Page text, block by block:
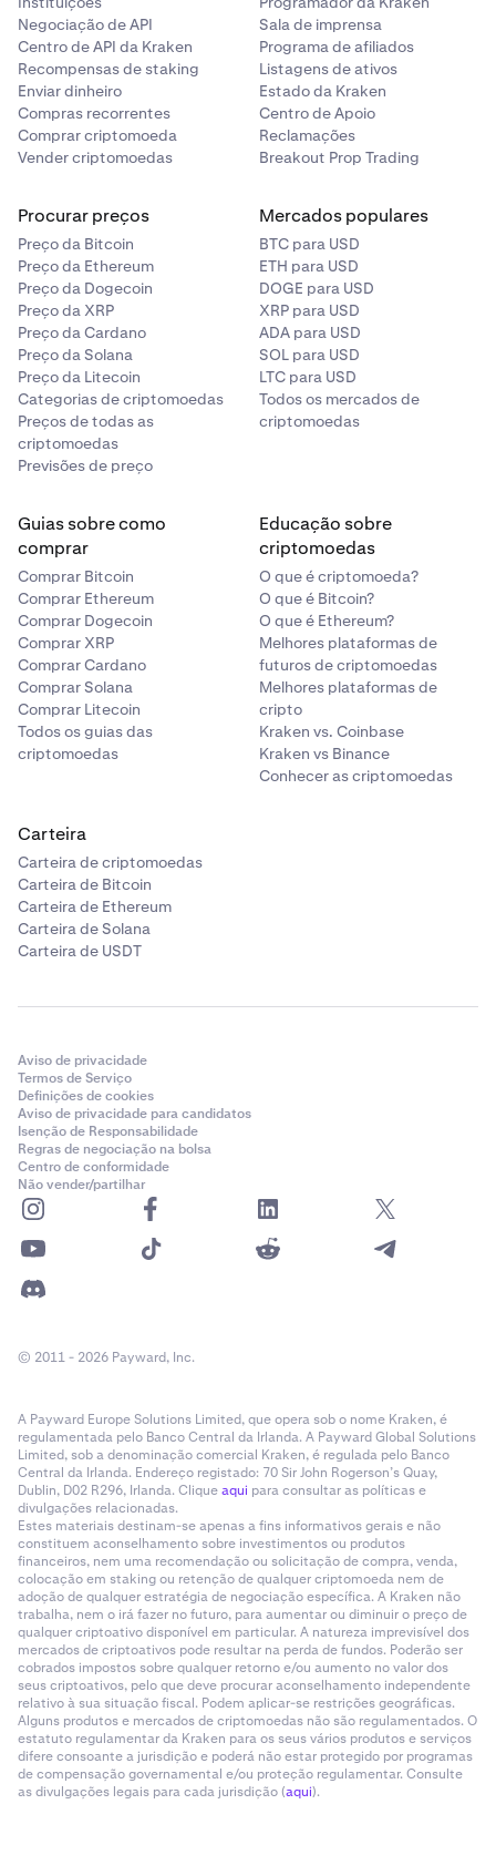
Negociação de API
Centro de API da Kraken
Recompensas de staking
Enviar dinheiro
Compras recorrentes
Comprar criptomoeda
Vender criptomoedas
Sala de imprensa
Programa de afiliados
Listagens de ativos
Estado da Kraken
Centro de Apoio
Reclamações
Breakout Prop Trading
Procurar preços
Preço da Bitcoin
Preço da Ethereum
Preço da Dogecoin
Preço da XRP
Preço da Cardano
Preço da Solana
Preço da Litecoin
Categorias de criptomoedas
Preços de todas as
criptomoedas
Previsões de preço
Mercados populares
BTC para USD
ETH para USD
DOGE para USD
XRP para USD
ADA para USD
SOL para USD
LTC para USD
Todos os mercados de
criptomoedas
Guias sobre como
comprar
Comprar Bitcoin
Comprar Ethereum
Comprar Dogecoin
Comprar XRP
Comprar Cardano
Comprar Solana
Comprar Litecoin
Todos os guias das
criptomoedas
Educação sobre
criptomoedas
O que é criptomoeda?
O que é Bitcoin?
O que é Ethereum?
Melhores plataformas de
futuros de criptomoedas
Melhores plataformas de
cripto
Kraken vs. Coinbase
Kraken vs Binance
Conhecer as criptomoedas
Carteira
Carteira de criptomoedas
Carteira de Bitcoin
Carteira de Ethereum
Carteira de Solana
Carteira de USDT
Aviso de privacidade
Termos de Serviço
Definições de cookies
Aviso de privacidade para candidatos
Isenção de Responsabilidade
Regras de negociação na bolsa
Centro de conformidade
Não vender/partilhar
© 2011 - 2026 Payward, Inc.
A Payward Europe Solutions Limited, que opera sob o nome Kraken, é
regulamentada pelo Banco Central da Irlanda. A Payward Global Solutions
Limited, sob a denominação comercial Kraken, é regulada pelo Banco
Central da Irlanda. Endereço registado: 70 Sir John Rogerson’s Quay,
Dublin, D02 R296, Irlanda. Cliqueaqui para consultar as políticas e
divulgações relacionadas.
Estes materiais destinam-se apenas a fins informativos gerais e não
constituem aconselhamento sobre investimentos ou produtos
financeiros, nem uma recomendação ou solicitação de compra, venda,
colocação em staking ou retenção de qualquer criptomoeda nem de
adoção de qualquer estratégia de negociação específica. A Kraken não
trabalha, nem o irá fazer no futuro, para aumentar ou diminuir o preço de
qualquer criptoativo disponível em particular. A natureza imprevisível dos
mercados de criptoativos pode resultar na perda de fundos. Poderão ser
cobrados impostos sobre qualquer retorno e/ou aumento no valor dos
seus criptoativos, pelo que deve procurar aconselhamento independente
relativo à sua situação fiscal. Podem aplicar-se restrições geográficas.
Alguns produtos e mercados de criptomoedas não são regulamentados. O
estatuto regulamentar da Kraken para os seus vários produtos e serviços
difere consoante a jurisdição e poderá não estar protegido por programas
de compensação governamental e/ou proteção regulamentar. Consulte
as divulgações legais para cada jurisdição (aqui).